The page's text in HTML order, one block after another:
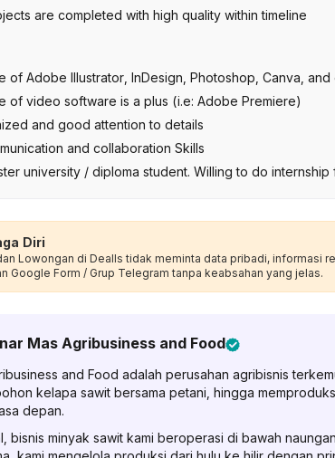
are completed with high quality within timeline
of Adobe Illustrator, InDesign, Photoshop, Canva,
of video software is a plus (i.e: Adobe Premiere)
and good attention to details
and collaboration Skills
university / diploma student. Willing to do
Diri
Lowongan di Dealls tidak meminta data pribadi, informasi
Google Form / Grup Telegram tanpa keabsahan yang jelas.
Mas Agribusiness and Food
and Food adalah perusahan agribisnis
kelapa sawit bersama petani, hingga
depan.
bisnis minyak sawit kami beroperasi di bawah